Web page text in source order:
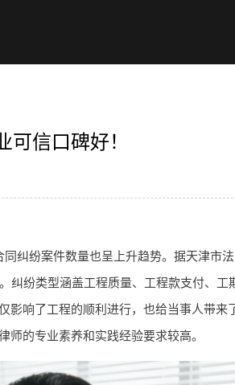
信口碑好！
纠纷案件数量也呈上升趋势。据天津市法
纠纷类型涵盖工程质量、工程款支付、工
影响了工程的顺利进行，也给当事人带来
师的专业素养和实践经验要求较高。